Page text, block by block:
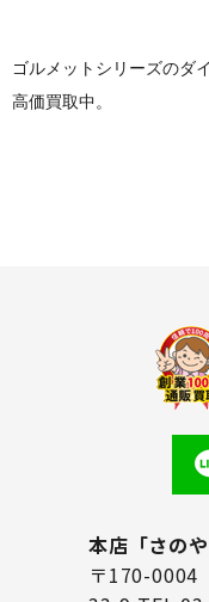
ゴルメットシリーズのダ
高価買取中。
本店「さのや
〒170-